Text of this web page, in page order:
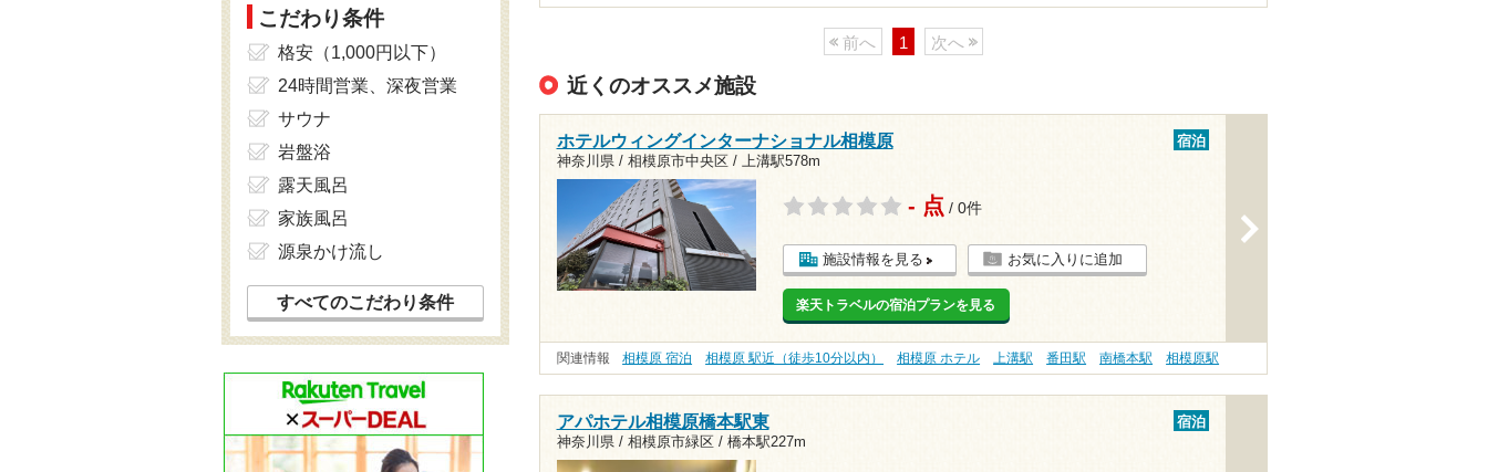
前へ 1 次へ
近くのオススメ施設
ホテルウィングインターナショナル相模原
神奈川県 / 相模原市中央区 / 上溝駅578m
宿泊
- 点 / 0件
施設情報を見る お気に入りに追加
楽天トラベルの宿泊プランを見る
関連情報 相模原 宿泊 相模原 駅近（徒歩10分以内） 相模原 ホテル 上溝駅 番田駅 南橋本駅 相模原駅
アパホテル相模原橋本駅東
神奈川県 / 相模原市緑区 / 橋本駅227m
宿泊
こだわり条件
格安（1,000円以下）
24時間営業、深夜営業
サウナ
岩盤浴
露天風呂
家族風呂
源泉かけ流し
すべてのこだわり条件